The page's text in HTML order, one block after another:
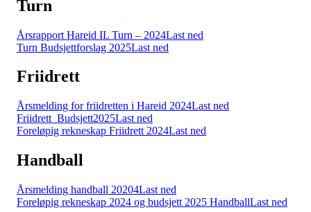
Turn
Årsrapport Hareid IL Turn – 2024Last ned
Turn Budsjettforslag 2025Last ned
Friidrett
Årsmelding for friidretten i Hareid 2024Last ned
Friidrett_Budsjett2025Last ned
Foreløpig rekneskap Friidrett 2024Last ned
Handball
Årsmelding handball 20204Last ned
Foreløpig rekneskap 2024 og budsjett 2025 HandballLast ned